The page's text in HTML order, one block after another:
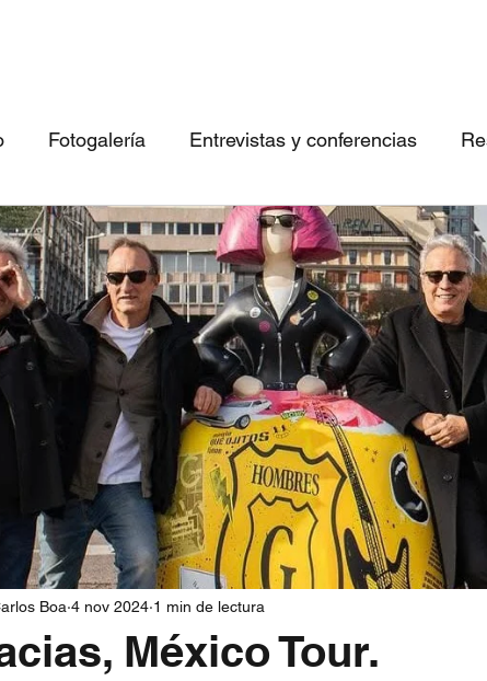
Fotogalería Entrevistas y conferencias
Las 3 canciones imperdibles Conociendo
según tu...
México Tour.
Boa 4 nov 2024 1 min de lectura